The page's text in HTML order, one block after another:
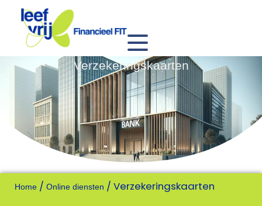
Verzekeringskaarten
Home / Online diensten / Verzekeringskaarten